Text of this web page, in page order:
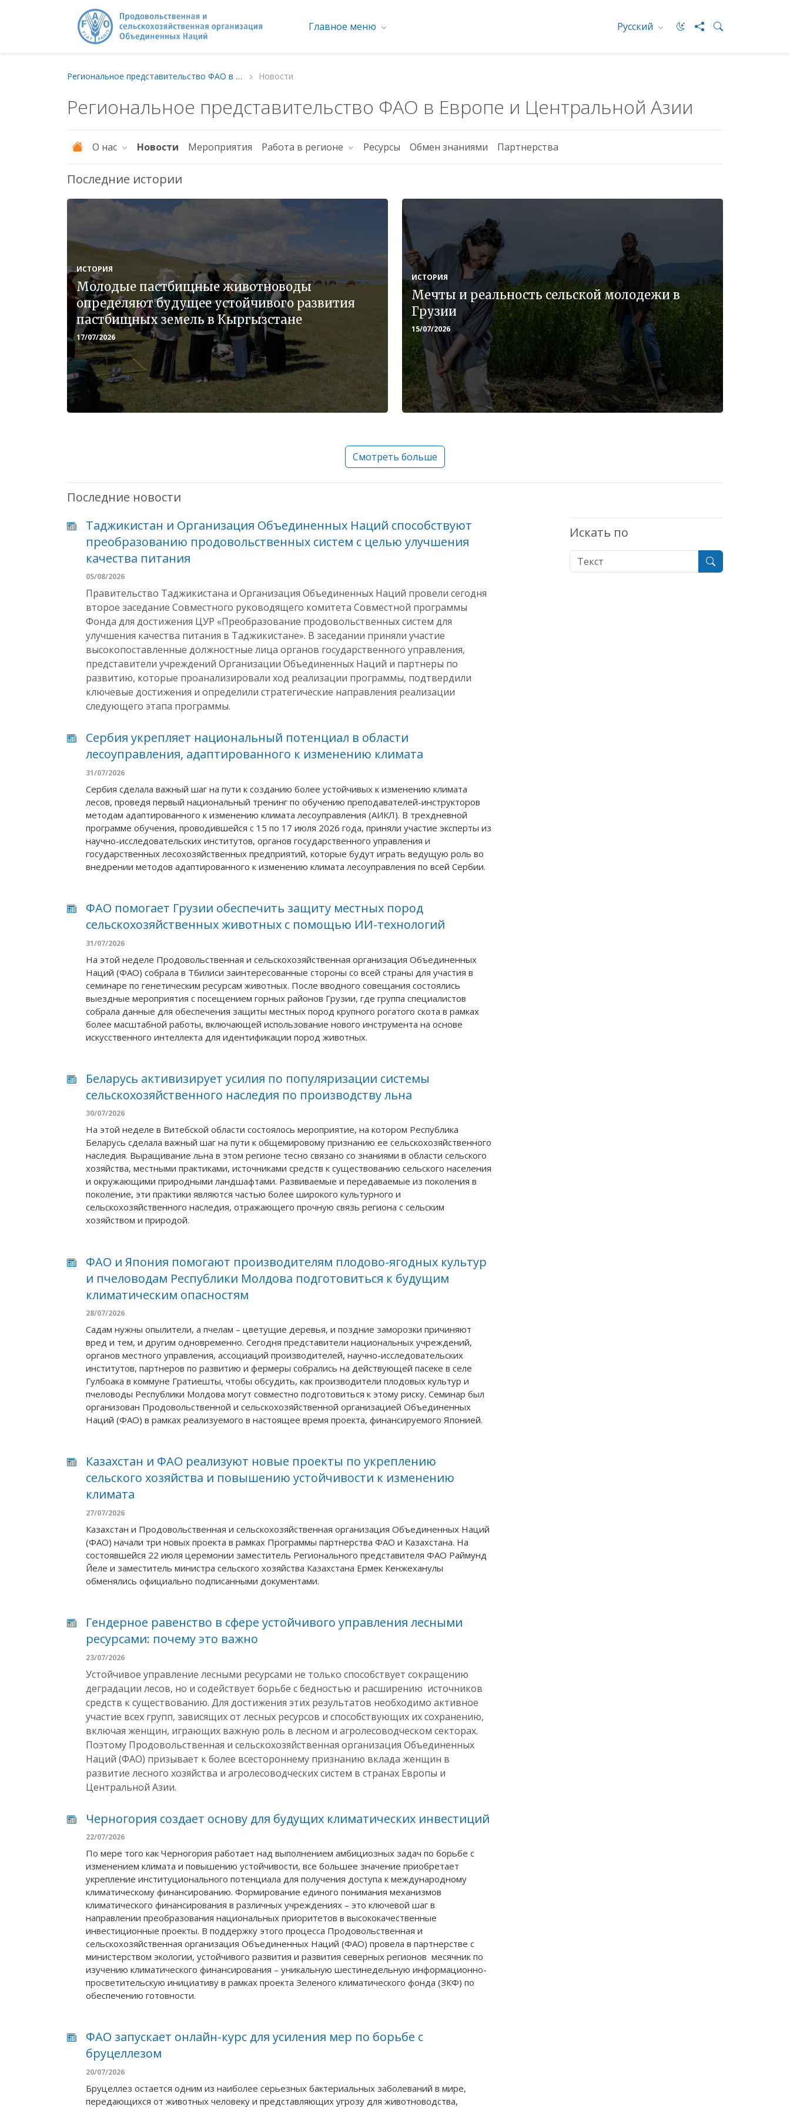
Главное меню Русский
Региональное представительство ФАО в Европе и Центральной Азии Новости
Региональное представительство ФАО в Европе и Центральной Азии
О нас Новости Мероприятия Работа в регионе Ресурсы Обмен знаниями Партнерства
Последние истории
ИСТОРИЯ
Молодые пастбищные животноводы
определяют будущее устойчивого развития
пастбищных земель в Кыргызстане
17/07/2026
ИСТОРИЯ
Мечты и реальность сельской молодежи в
Грузии
15/07/2026
Смотреть больше
Последние новости
Таджикистан и Организация Объединенных Наций способствуют
преобразованию продовольственных систем с целью улучшения
качества питания
05/08/2026
Правительство Таджикистана и Организация Объединенных Наций провели сегодня
второе заседание Совместного руководящего комитета Совместной программы
Фонда для достижения ЦУР «Преобразование продовольственных систем для
улучшения качества питания в Таджикистане». В заседании приняли участие
высокопоставленные должностные лица органов государственного управления,
представители учреждений Организации Объединенных Наций и партнеры по
развитию, которые проанализировали ход реализации программы, подтвердили
ключевые достижения и определили стратегические направления реализации
следующего этапа программы.
Сербия укрепляет национальный потенциал в области
лесоуправления, адаптированного к изменению климата
31/07/2026
Сербия сделала важный шаг на пути к созданию более устойчивых к изменению климата
лесов, проведя первый национальный тренинг по обучению преподавателей-инструкторов
методам адаптированного к изменению климата лесоуправления (АИКЛ). В трехдневной
программе обучения, проводившейся с 15 по 17 июля 2026 года, приняли участие эксперты из
научно-исследовательских институтов, органов государственного управления и
государственных лесохозяйственных предприятий, которые будут играть ведущую роль во
внедрении методов адаптированного к изменению климата лесоуправления по всей Сербии.
ФАО помогает Грузии обеспечить защиту местных пород
сельскохозяйственных животных с помощью ИИ-технологий
31/07/2026
На этой неделе Продовольственная и сельскохозяйственная организация Объединенных
Наций (ФАО) собрала в Тбилиси заинтересованные стороны со всей страны для участия в
семинаре по генетическим ресурсам животных. После вводного совещания состоялись
выездные мероприятия с посещением горных районов Грузии, где группа специалистов
собрала данные для обеспечения защиты местных пород крупного рогатого скота в рамках
более масштабной работы, включающей использование нового инструмента на основе
искусственного интеллекта для идентификации пород животных.
Беларусь активизирует усилия по популяризации системы
сельскохозяйственного наследия по производству льна
30/07/2026
На этой неделе в Витебской области состоялось мероприятие, на котором Республика
Беларусь сделала важный шаг на пути к общемировому признанию ее сельскохозяйственного
наследия. Выращивание льна в этом регионе тесно связано со знаниями в области сельского
хозяйства, местными практиками, источниками средств к существованию сельского населения
и окружающими природными ландшафтами. Развиваемые и передаваемые из поколения в
поколение, эти практики являются частью более широкого культурного и
сельскохозяйственного наследия, отражающего прочную связь региона с сельским
хозяйством и природой.
ФАО и Япония помогают производителям плодово-ягодных культур
и пчеловодам Республики Молдова подготовиться к будущим
климатическим опасностям
28/07/2026
Садам нужны опылители, а пчелам – цветущие деревья, и поздние заморозки причиняют
вред и тем, и другим одновременно. Сегодня представители национальных учреждений,
органов местного управления, ассоциаций производителей, научно-исследовательских
институтов, партнеров по развитию и фермеры собрались на действующей пасеке в селе
Гулбоака в коммуне Гратиешты, чтобы обсудить, как производители плодовых культур и
пчеловоды Республики Молдова могут совместно подготовиться к этому риску. Семинар был
организован Продовольственной и сельскохозяйственной организацией Объединенных
Наций (ФАО) в рамках реализуемого в настоящее время проекта, финансируемого Японией.
Казахстан и ФАО реализуют новые проекты по укреплению
сельского хозяйства и повышению устойчивости к изменению
климата
27/07/2026
Казахстан и Продовольственная и сельскохозяйственная организация Объединенных Наций
(ФАО) начали три новых проекта в рамках Программы партнерства ФАО и Казахстана. На
состоявшейся 22 июля церемонии заместитель Регионального представителя ФАО Раймунд
Йеле и заместитель министра сельского хозяйства Казахстана Ермек Кенжеханулы
обменялись официально подписанными документами.
Гендерное равенство в сфере устойчивого управления лесными
ресурсами: почему это важно
23/07/2026
Устойчивое управление лесными ресурсами не только способствует сокращению
деградации лесов, но и содействует борьбе с бедностью и расширению источников
средств к существованию. Для достижения этих результатов необходимо активное
участие всех групп, зависящих от лесных ресурсов и способствующих их сохранению,
включая женщин, играющих важную роль в лесном и агролесоводческом секторах.
Поэтому Продовольственная и сельскохозяйственная организация Объединенных
Наций (ФАО) призывает к более всестороннему признанию вклада женщин в
развитие лесного хозяйства и агролесоводческих систем в странах Европы и
Центральной Азии.
Черногория создает основу для будущих климатических инвестиций
22/07/2026
По мере того как Черногория работает над выполнением амбициозных задач по борьбе с
изменением климата и повышению устойчивости, все большее значение приобретает
укрепление институционального потенциала для получения доступа к международному
климатическому финансированию. Формирование единого понимания механизмов
климатического финансирования в различных учреждениях – это ключевой шаг в
направлении преобразования национальных приоритетов в высококачественные
инвестиционные проекты. В поддержку этого процесса Продовольственная и
сельскохозяйственная организация Объединенных Наций (ФАО) провела в партнерстве с
министерством экологии, устойчивого развития и развития северных регионов месячник по
изучению климатического финансирования – уникальную шестинедельную информационно-
просветительскую инициативу в рамках проекта Зеленого климатического фонда (ЗКФ) по
обеспечению готовности.
ФАО запускает онлайн-курс для усиления мер по борьбе с
бруцеллезом
20/07/2026
Бруцеллез остается одним из наиболее серьезных бактериальных заболеваний в мире,
передающихся от животных человеку и представляющих угрозу для животноводства,
Искать по